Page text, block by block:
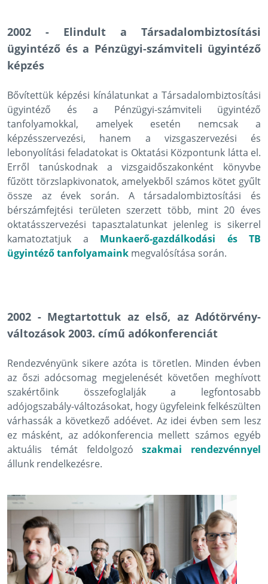
2002 - Elindult a Társadalombiztosítási
ügyintéző és a Pénzügyi-számviteli ügyintéző
képzés
Bővítettük képzési kínálatunkat a Társadalombiztosítási
ügyintéző és a Pénzügyi-számviteli ügyintéző
tanfolyamokkal, amelyek esetén nemcsak a
képzésszervezési, hanem a vizsgaszervezési és
lebonyolítási feladatokat is Oktatási Központunk látta el.
Erről tanúskodnak a vizsgaidőszakonként könyvbe
fűzött törzslapkivonatok, amelyekből számos kötet gyűlt
össze az évek során. A társadalombiztosítási és
bérszámfejtési területen szerzett több, mint 20 éves
oktatásszervezési tapasztalatunkat jelenleg is sikerrel
kamatoztatjuk a Munkaerő-gazdálkodási és TB
ügyintéző tanfolyamaink megvalósítása során.
2002 - Megtartottuk az első, az Adótörvény-
változások 2003. című adókonferenciát
Rendezvényünk sikere azóta is töretlen. Minden évben
az őszi adócsomag megjelenését követően meghívott
szakértőink összefoglalják a legfontosabb
adójogszabály-változásokat, hogy ügyfeleink felkészülten
várhassák a következő adóévet. Az idei évben sem lesz
ez másként, az adókonferencia mellett számos egyéb
aktuális témát feldolgozószakmai rendezvénnyel
állunk rendelkezésre.